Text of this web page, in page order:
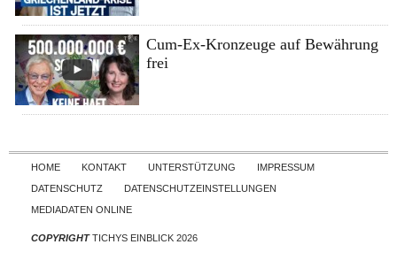
Cum-Ex-Kronzeuge auf Bewährung
frei
Skip to content
HOME KONTAKT UNTERSTÜTZUNG
IMPRESSUM
DATENSCHUTZ
DATENSCHUTZEINSTELLUNGEN
MEDIADATEN ONLINE
COPYRIGHTTICHYS EINBLICK 2026